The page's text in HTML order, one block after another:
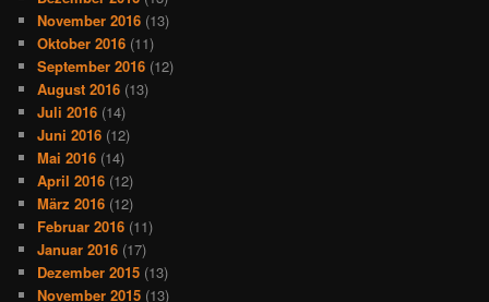
November 2016 (13)
Oktober 2016 (11)
September 2016 (12)
August 2016 (13)
Juli 2016 (14)
Juni 2016 (12)
Mai 2016 (14)
April 2016 (12)
März 2016 (12)
Februar 2016 (11)
Januar 2016 (17)
Dezember 2015 (13)
November 2015 (13)